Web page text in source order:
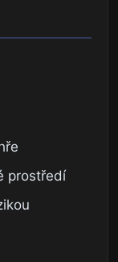
prostředí